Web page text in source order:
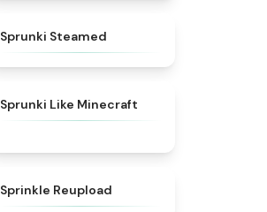
Sprunki Steamed
★
Sprunki Like Minecraft
Sprinkle Reupload